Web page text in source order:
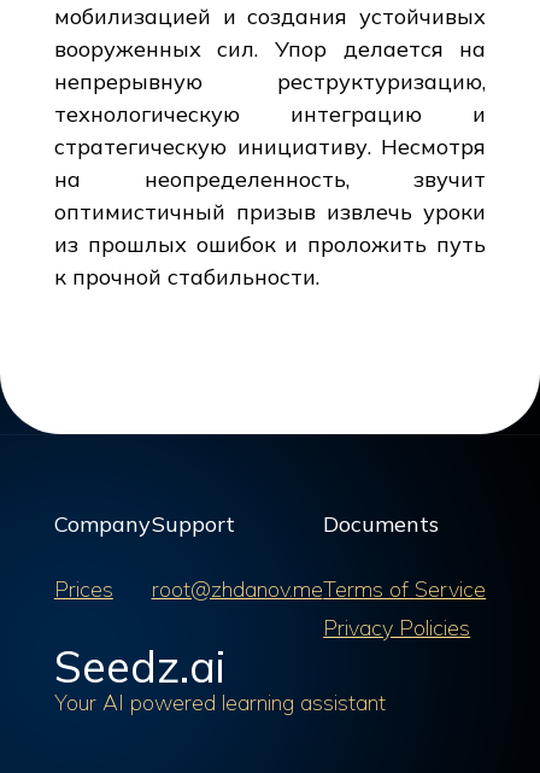
мобилизацией и создания устойчивых
вооруженных сил. Упор делается на
непрерывную реструктуризацию,
технологическую интеграцию и
стратегическую инициативу. Несмотря
на неопределенность, звучит
оптимистичный призыв извлечь уроки
из прошлых ошибок и проложить путь
к прочной стабильности.
Company
Prices
Support
root@zhdanov.me
Documents
Terms of Service
Privacy Policies
Seedz.ai
Your AI powered learning assistant